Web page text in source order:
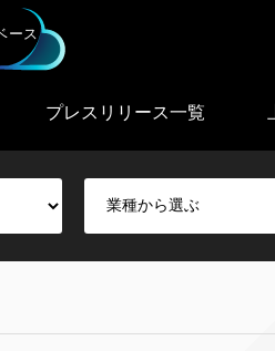
プレスリリース一覧